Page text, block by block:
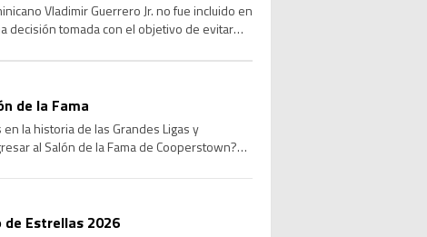
Vladimir Guerrero Jr. no fue incluido en
decisión tomada con el objetivo de evitar
de la Fama
la historia de las Grandes Ligas y
al Salón de la Fama de Cooperstown?
de Estrellas 2026